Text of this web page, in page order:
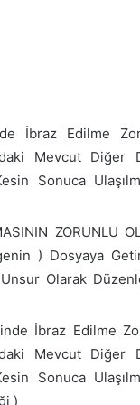
İbraz Edilme
Mevcut Diğer
Sonuca
ZORUNLU
) Dosyaya
Olarak
İbraz Edilme
Mevcut Diğer
Sonuca
)